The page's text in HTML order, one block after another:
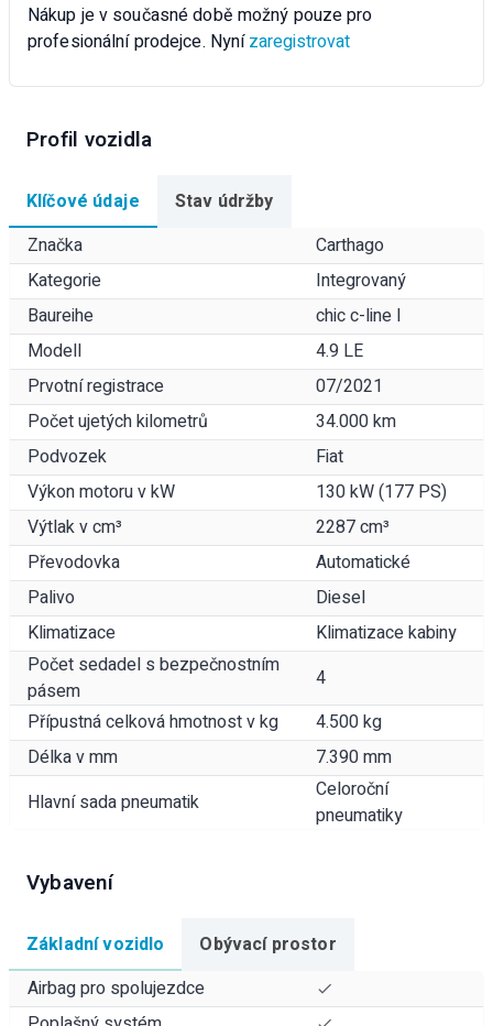
Nákup je v současné době možný pouze pro
profesionální prodejce. Nynízaregistrovat
Profil vozidla
Klíčové údaje
Stav údržby
Značka
Carthago
Kategorie
Integrovaný
Baureihe
chic c-line I
Modell
4.9 LE
Prvotní registrace
07/2021
Počet ujetých kilometrů
34.000 km
Podvozek
Fiat
Výkon motoru v kW
130 kW (177 PS)
Výtlak v cm³
2287 cm³
Převodovka
Automatické
Palivo
Diesel
Klimatizace
Klimatizace kabiny
Počet sedadel s bezpečnostním
pásem
4
Přípustná celková hmotnost v kg
4.500 kg
Délka v mm
7.390 mm
Hlavní sada pneumatik
Celoroční
pneumatiky
Vybavení
Základní vozidlo
Obývací prostor
Airbag pro spolujezdce